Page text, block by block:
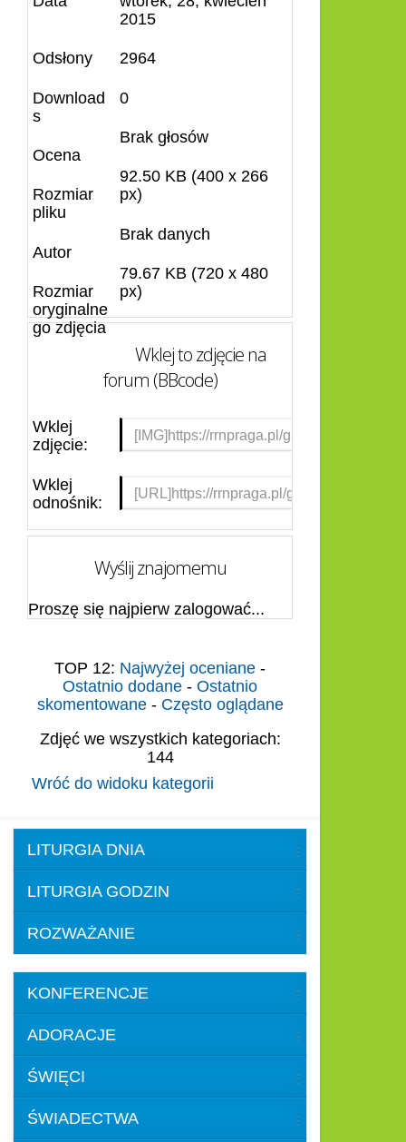
2015
Odsłony 2964
Download
s
0
Ocena
Brak głosów
Rozmiar
pliku
92.50 KB (400 x 266
px)
Autor
Brak danych
Rozmiar
oryginalne
go zdjęcia
79.67 KB (720 x 480
px)
Wklej to zdjęcie na
forum (BBcode)
Wklej
zdjęcie:
Wklej
odnośnik:
Wyślij znajomemu
Proszę się najpierw zalogować...
TOP 12: Najwyżej oceniane -
Ostatnio dodane - Ostatnio
skomentowane- Często oglądane
Zdjęć we wszystkich kategoriach:
144
Wróć do widoku kategorii
LITURGIA DNIA
LITURGIA GODZIN
ROZWAŻANIE
KONFERENCJE
ADORACJE
ŚWIĘCI
ŚWIADECTWA